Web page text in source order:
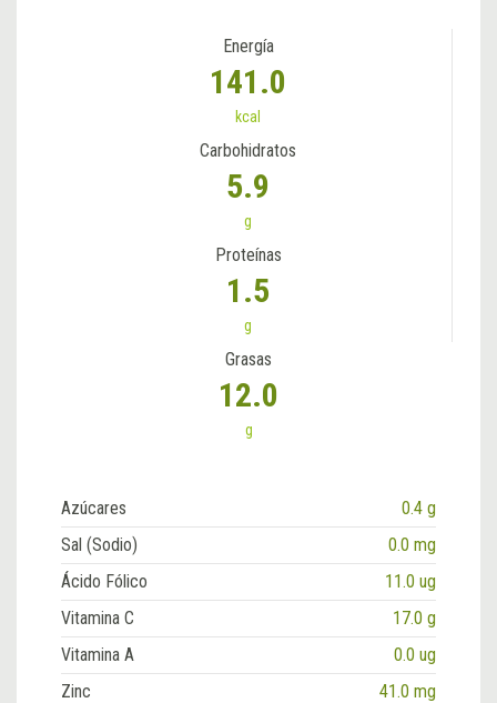
Energía
141.0
kcal
Carbohidratos
5.9
g
Proteínas
1.5
g
Grasas
12.0
g
Azúcares
0.4 g
Sal (Sodio)
0.0 mg
Ácido Fólico
11.0 ug
Vitamina C
17.0 g
Vitamina A
0.0 ug
Zinc
41.0 mg